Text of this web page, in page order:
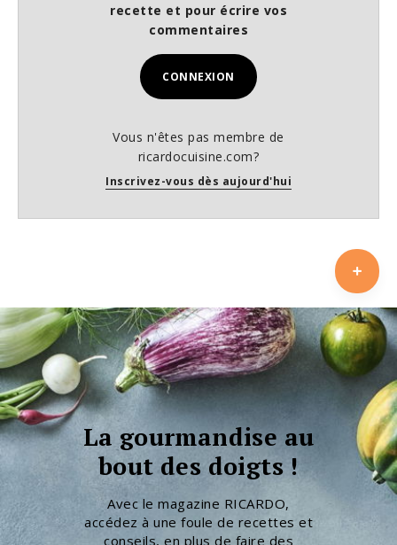
recette et pour écrire vos
commentaires
CONNEXION
Vous n'êtes pas membre de
ricardocuisine.com?
Inscrivez-vous dès aujourd'hui
La gourmandise au
bout des doigts !
Avec le magazine RICARDO,
accédez à une foule de recettes et
conseils, en plus de faire des